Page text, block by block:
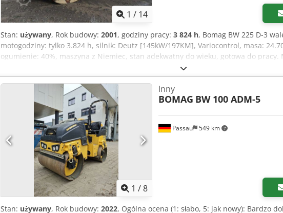
1 / 14
Stan: używany, Rok budowy: 2001, godziny pracy: 3 824 h, Bomag BW 225 D-3
motogodziny: tylko 3.824 h, silnik: Deutz [145kW/197KM], Variocontrol, masa:
ogumienie: 40%, maszyna z Niemiec, stan adekwatny do wieku, gotowa do pracy.
przygotujemy dla Państwa ofertę leasingu lub finansowania. Pan Mihm (tel.)
Więcej informacji na naszej stronie internetowej. Zastrzegamy możliwość
sprzedaży! Możliwość wynajmu Cedpfxozpdhzj Ag Hjha = Dalsze informacje = W
informacji prosimy o kontakt z Panem Tobiasem Ebertem.
1 /8
Passau 549 km
Inny
BOMAG BW 100 ADM-5
Stan: używany, Rok budowy: 2022, Ogólna ocena (1: słabo, 5: jak nowy): Bardzo